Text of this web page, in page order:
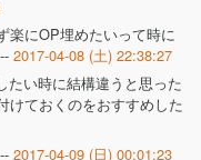
楽にOP埋めたいって時に
2017-04-08 (土) 22:38:27
たい時に結構違うと思った
けておくのをおすすめした
2017-04-09 (日) 00:01:23